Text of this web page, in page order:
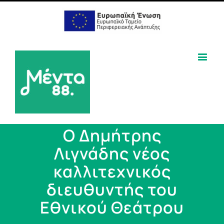
Ο Δημήτρης
Λιγνάδης νέος
καλλιτεχνικός
διευθυντής του
Εθνικού Θεάτρου